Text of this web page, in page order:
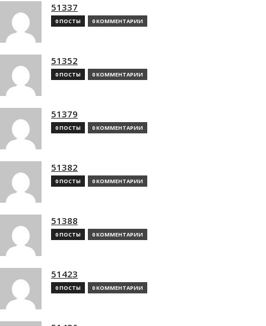
51337
0 ПОСТЫ 0 КОММЕНТАРИИ
51352
0 ПОСТЫ 0 КОММЕНТАРИИ
51379
0 ПОСТЫ 0 КОММЕНТАРИИ
51382
0 ПОСТЫ 0 КОММЕНТАРИИ
51388
0 ПОСТЫ 0 КОММЕНТАРИИ
51423
0 ПОСТЫ 0 КОММЕНТАРИИ